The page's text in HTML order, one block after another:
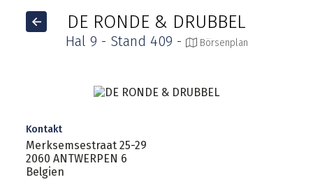
DE RONDE & DRUBBEL
Hal 9 - Stand 409 - Börsenplan
Kontakt
Merksemsestraat 25-29
2060 ANTWERPEN 6
Belgien